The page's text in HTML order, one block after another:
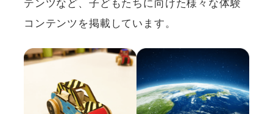
テンツなど、 ⼦どもたちに向けた様々な体験
コンテンツを掲載しています。